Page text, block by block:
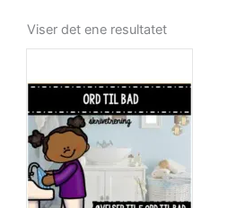
Viser det ene resultatet